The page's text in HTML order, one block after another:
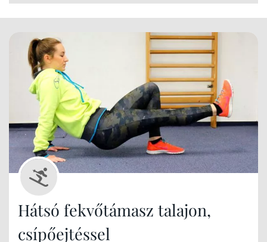
Hátsó fekvőtámasz talajon,
csípőejtéssel